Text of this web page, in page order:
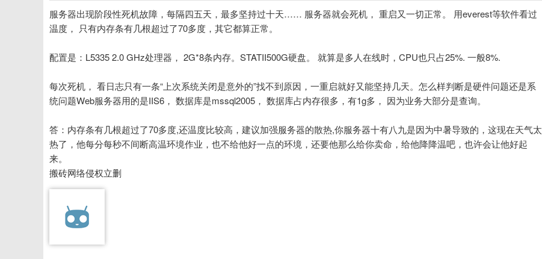
服务器出现阶段性死机故障，每隔四五天，最多坚持过十天…… 服务器就会死机， 重启又一切正常。 用everest等软件看过
温度， 只有内存条有几根超过了70多度，其它都算正常。
配置是：L5335 2.0 GHz处理器， 2G*8条内存。STATII500G硬盘。 就算是多人在线时，CPU也只占25%. 一般8%.
每次死机， 看日志只有一条“上次系统关闭是意外的”找不到原因，一重启就好又能坚持几天。怎么样判断是硬件问题还是系
统问题Web服务器用的是IIS6， 数据库是mssql2005， 数据库占内存很多，有1g多， 因为业务大部分是查询。
答：内存条有几根超过了70多度,还温度比较高，建议加强服务器的散热,你服务器十有八九是因为中暑导致的，这现在天气太
热了，他每分每秒不间断高温环境作业，也不给他好一点的环境，还要他那么给你卖命，给他降降温吧，也许会让他好起
来。
搬砖网络侵权立删